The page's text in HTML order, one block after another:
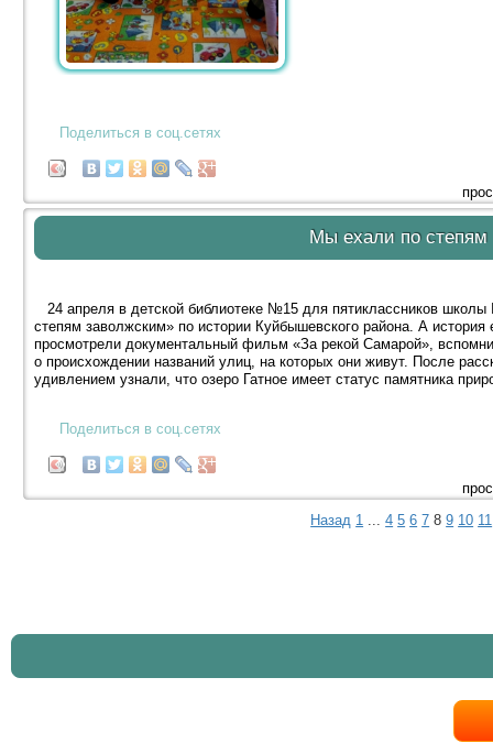
Поделиться в соц.сетях
Мы ехали по степям
24 апреля в детской библиотеке №15 для пятиклассников
степям заволжским» по истории Куйбышевского района. А история
просмотрели документальный фильм «За рекой Самарой»,
о происхождении названий улиц, на которых они живут. После
удивлением узнали, что озеро Гатное имеет статус памятника
Поделиться в соц.сетях
Назад 1 ... 4 5 6 7 8 9 10 11